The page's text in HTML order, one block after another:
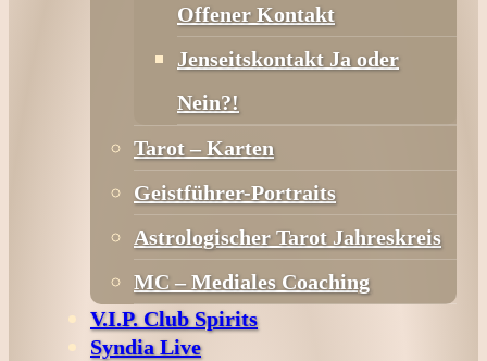
Offener Kontakt
Jenseitskontakt Ja oder
Nein?!
Tarot – Karten
Geistführer-Portraits
Astrologischer Tarot Jahreskreis
MC – Mediales Coaching
V.I.P. Club Spirits
Syndia Live